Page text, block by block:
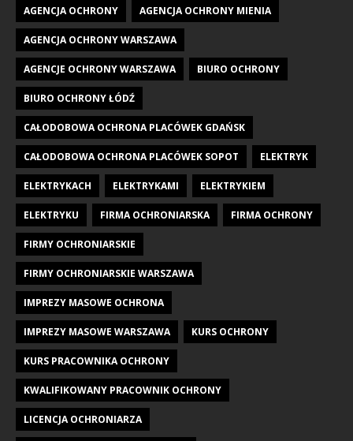
AGENCJA OCHRONY AGENCJA OCHRONY MIENIA
AGENCJA OCHRONY WARSZAWA
AGENCJE OCHRONY WARSZAWA BIURO OCHRONY
BIURO OCHRONY ŁÓDŹ
CAŁODOBOWA OCHRONA PLACÓWEK GDAŃSK
CAŁODOBOWA OCHRONA PLACÓWEK SOPOT ELEKTRYK
ELEKTRYKACH ELEKTRYKAMI ELEKTRYKIEM
ELEKTRYKU FIRMA OCHRONIARSKA FIRMA OCHRONY
FIRMY OCHRONIARSKIE
FIRMY OCHRONIARSKIE WARSZAWA
IMPREZY MASOWE OCHRONA
IMPREZY MASOWE WARSZAWA KURS OCHRONY
KURS PRACOWNIKA OCHRONY
KWALIFIKOWANY PRACOWNIK OCHRONY
LICENCJA OCHRONIARZA